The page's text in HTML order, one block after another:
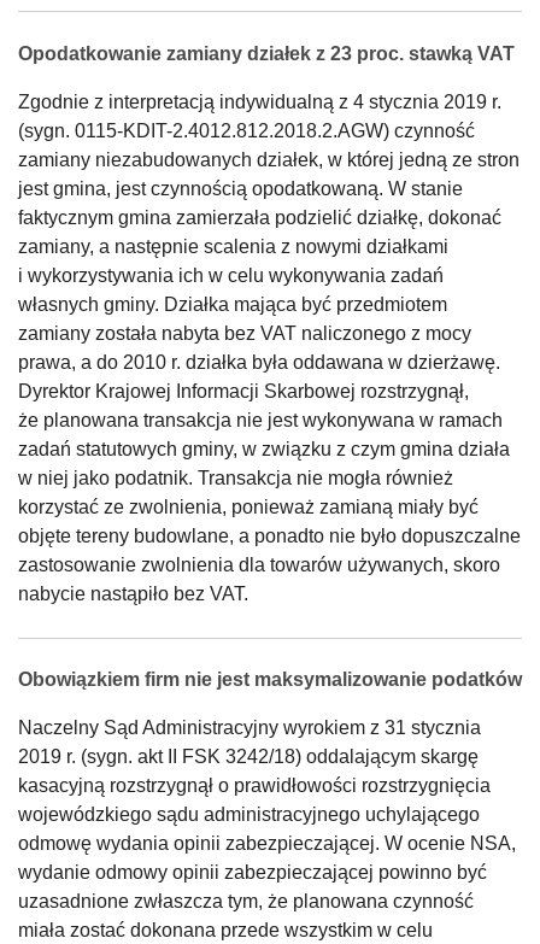
Opodatkowanie zamiany działek z 23 proc. stawką VAT
Zgodnie z interpretacją indywidualną z 4 stycznia 2019 r.
(sygn. 0115-KDIT-2.4012.812.2018.2.AGW) czynność
zamiany niezabudowanych działek, w której jedną ze stron
jest gmina, jest czynnością opodatkowaną. W stanie
faktycznym gmina zamierzała podzielić działkę, dokonać
zamiany, a następnie scalenia z nowymi działkami
i wykorzystywania ich w celu wykonywania zadań
własnych gminy. Działka mająca być przedmiotem
zamiany została nabyta bez VAT naliczonego z mocy
prawa, a do 2010 r. działka była oddawana w dzierżawę.
Dyrektor Krajowej Informacji Skarbowej rozstrzygnął,
że planowana transakcja nie jest wykonywana w ramach
zadań statutowych gminy, w związku z czym gmina działa
w niej jako podatnik. Transakcja nie mogła również
korzystać ze zwolnienia, ponieważ zamianą miały być
objęte tereny budowlane, a ponadto nie było dopuszczalne
zastosowanie zwolnienia dla towarów używanych, skoro
nabycie nastąpiło bez VAT.
Obowiązkiem firm nie jest maksymalizowanie podatków
Naczelny Sąd Administracyjny wyrokiem z 31 stycznia
2019 r. (sygn. akt II FSK 3242/18) oddalającym skargę
kasacyjną rozstrzygnął o prawidłowości rozstrzygnięcia
wojewódzkiego sądu administracyjnego uchylającego
odmowę wydania opinii zabezpieczającej. W ocenie NSA,
wydanie odmowy opinii zabezpieczającej powinno być
uzasadnione zwłaszcza tym, że planowana czynność
miała zostać dokonana przede wszystkim w celu